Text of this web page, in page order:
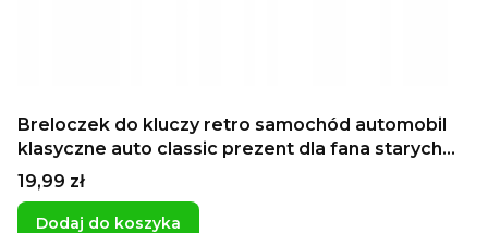
Breloczek do kluczy retro samochód automobil
klasyczne auto classic prezent dla fana starych
samochodów
Cena
19,99 zł
Dodaj do koszyka